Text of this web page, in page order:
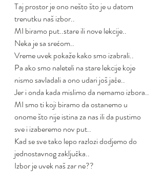
Taj prostor je ono nešto što je u datom
trenutku naš izbor..
MI biramo put..stare ili nove lekcije..
Neka je sa srećom..
Vreme uvek pokaže kako smo izabrali..
Pa ako smo naleteli na stare lekcije koje
nismo savladali a ono udari još jače..
Jer i onda kada mislimo da nemamo izbora..
MI smo ti koji biramo da ostanemo u
onome što nije istina za nas ili da pustimo
sve i izaberemo nov put..
Kad se sve tako lepo razlozi dodjemo do
jednostavnog zaključka..
Izbor je uvek naš zar ne??